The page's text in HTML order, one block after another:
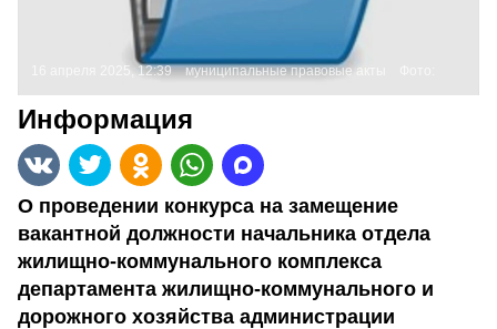
16 апреля 2025, 12:39 муниципальные правовые акты
Информация
О проведении конкурса на замещение
вакантной должности начальника отдела
жилищно-коммунального комплекса
департамента жилищно-коммунального и
дорожного хозяйства администрации